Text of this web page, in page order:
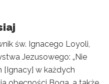
św. Ignacego Loyoli,
Jezusowego: „Nie
[Ignacy] w każdych